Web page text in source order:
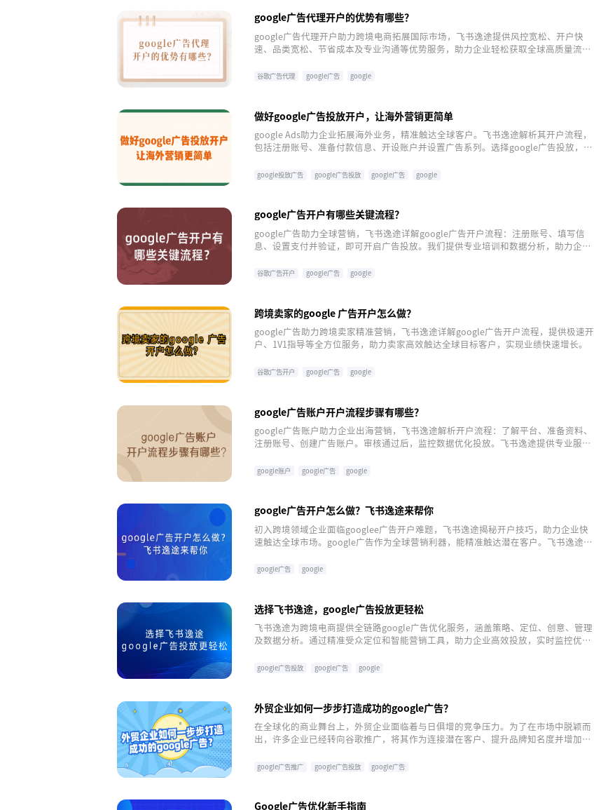
google广告代理开户的优势有哪些？
google广告代理开户助力跨境电商拓展国际市场，飞书逸途提供风控宽松、开户快
速、品类宽松、节省成本及专业沟通等优势服务，助力企业轻松获取全球高质量流
谷歌广告代理 google广告 google
做好google广告投放开户，让海外营销更简单
google Ads助力企业拓展海外业务，精准触达全球客户。飞书逸途解析其开户流程，
包括注册账号、准备付款信息、开设账户并设置广告系列。选择google广告投放，享
google投放广告 google广告投放 google广告 google
google广告开户有哪些关键流程？
google广告助力全球营销，飞书逸途详解google广告开户流程：注册账号、填写信
息、设置支付并验证，即可开启广告投放。我们提供专业培训和数据分析，助力企业
谷歌广告开户 google广告 google
跨境卖家的google 广告开户怎么做？
google广告助力跨境卖家精准营销，飞书逸途详解google广告开户流程，提供极速开
户、1V1指导等全方位服务，助力卖家高效触达全球目标客户，实现业绩快速增长。
谷歌广告开户 google广告 google
google广告账户开户流程步骤有哪些？
google广告账户助力企业出海营销，飞书逸途解析开户流程：了解平台、准备资料、
注册账号、创建广告账户。审核通过后，监控数据优化投放。飞书逸途提供专业服
google账户 google广告 google
google广告开户怎么做？飞书逸途来帮你
初入跨境领域企业面临googlee广告开户难题，飞书逸途揭秘开户技巧，助力企业快
速触达全球市场。google广告作为全球营销利器，能精准触达潜在客户。飞书逸途提
告，实现全球市场拓展。点击注册，开启成功之旅。
google广告 google
选择飞书逸途，google广告投放更轻松
飞书逸途为跨境电商提供全链路google广告优化服务，涵盖策略、定位、创意、管理
及数据分析。通过精准受众定位和智能营销工具，助力企业高效投放，实时监控优
力企业出海成功。
google广告投放 google广告 google
外贸企业如何一步步打造成功的google广告？
在全球化的商业舞台上，外贸企业面临着与日俱增的竞争压力。为了在市场中脱颖而
出，许多企业已经转向谷歌推广，将其作为连接潜在客户、提升品牌知名度并增加销
告？
google广告推广 google广告投放 google广告
Google广告优化新手指南